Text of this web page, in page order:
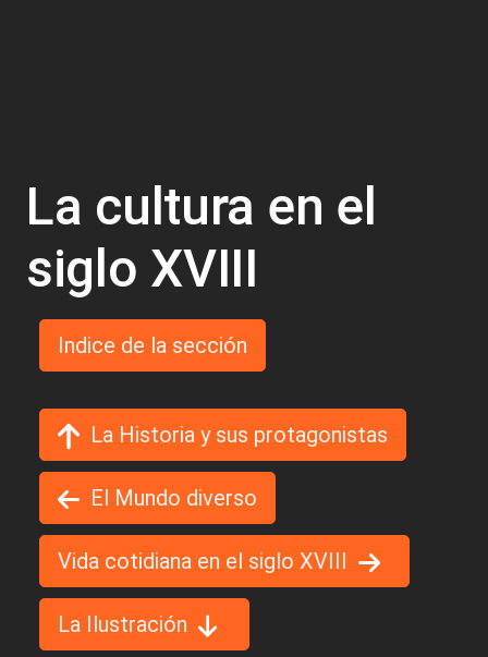
La cultura en el
siglo XVIII
Indice de la sección
La Historia y sus protagonistas
El Mundo diverso
Vida cotidiana en el siglo XVIII
La Ilustración